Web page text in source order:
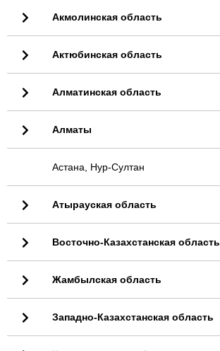
Акмолинская область
Актюбинская область
Алматинская область
Алматы
Астана, Нур-Султан
Атырауская область
Восточно-Казахстанская область
Жамбылская область
Западно-Казахстанская область